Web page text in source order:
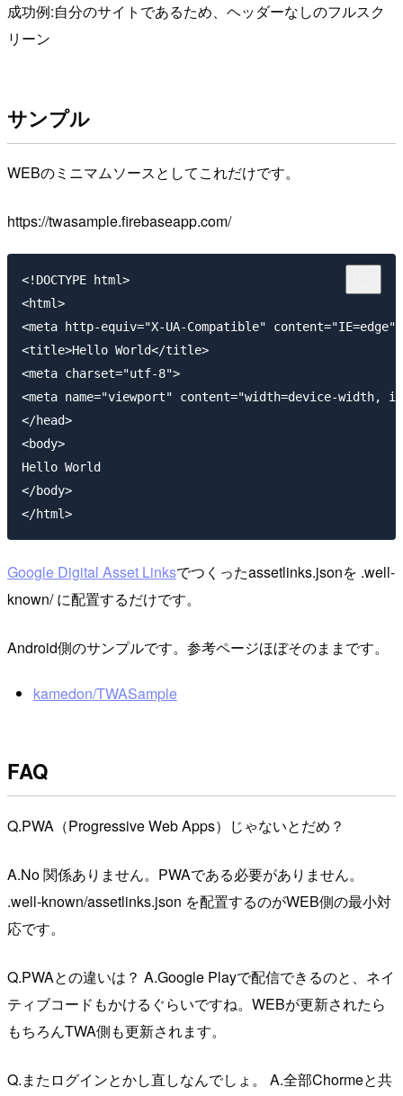
成功例:自分のサイトであるため、ヘッダーなしのフルスク
リーン
サンプル
WEBのミニマムソースとしてこれだけです。
https://twasample.firebaseapp.com/
<!DOCTYPE html>
<html>
<meta http-equiv="X-UA-Compatible" content="IE=edge">
<title>Hello World</title>
<meta charset="utf-8">
<meta name="viewport" content="width=device-width,
</head>
<body>
Hello World
</body>
Google Digital Asset Linksでつくったassetlinks.jsonを .well-
known/ に配置するだけです。
Android側のサンプルです。参考ページほぼそのままです。
kamedon/TWASample
FAQ
Q.PWA（Progressive Web Apps）じゃないとだめ？
A.No 関係ありません。PWAである必要がありません。
.well-known/assetlinks.json を配置するのがWEB側の最小対
応です。
Q.PWAとの違いは？ A.Google Playで配信できるのと、ネイ
ティブコードもかけるぐらいですね。WEBが更新されたら
もちろんTWA側も更新されます。
Q.またログインとかし直しなんでしょ。 A.全部Chormeと共